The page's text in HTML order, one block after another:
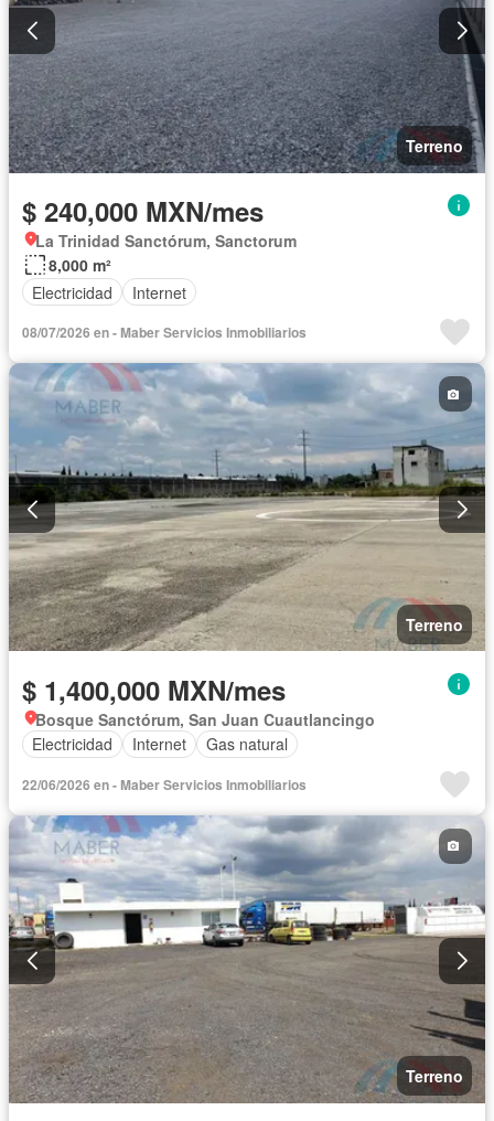
Terreno
$ 240,000 MXN/mes
La Trinidad Sanctórum, Sanctorum
8,000 m²
Electricidad
Internet
08/07/2026 en - Maber Servicios Inmobiliarios
Terreno
$ 1,400,000 MXN/mes
Bosque Sanctórum, San Juan Cuautlancingo
Electricidad
Internet Gas natural
22/06/2026 en - Maber Servicios Inmobiliarios
Terreno